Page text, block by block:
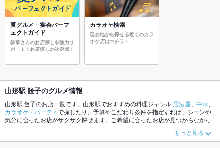
夏グルメ・宴会パーフ
ェクトガイド
幹事さんのお店探しを強力サ
ポート！お店探しの決定版！
カラオケ検索
現在地から探せる近くのカラ
オケ店はコチラ！
山形駅 餃子のグルメ情報
山形駅 餃子のお店一覧です。山形駅でおすすめの料理ジャンル 居酒屋 中華
カラオケ・パーティで探したり、予算やこだわり条件を指定すれば、シーンや
気分に合ったお店がサクサク探せます。ご希望に合ったお店が見つからなかっ
い。ホットペッパーグルメなら、お得なクーポンはもちろん、こだわりメニュ
ーからあげ、お茶漬け、馬刺しや季節のおすすめ料理など、お店の最新情報を
もっと見る